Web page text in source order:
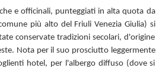
e officinali, punteggiati in alta quota da
più alto del Friuli Venezia Giulia) si
conservate tradizioni secolari, d'origine
Nota per il suo prosciutto leggermente
hotel, per l'albergo diffuso (dove si